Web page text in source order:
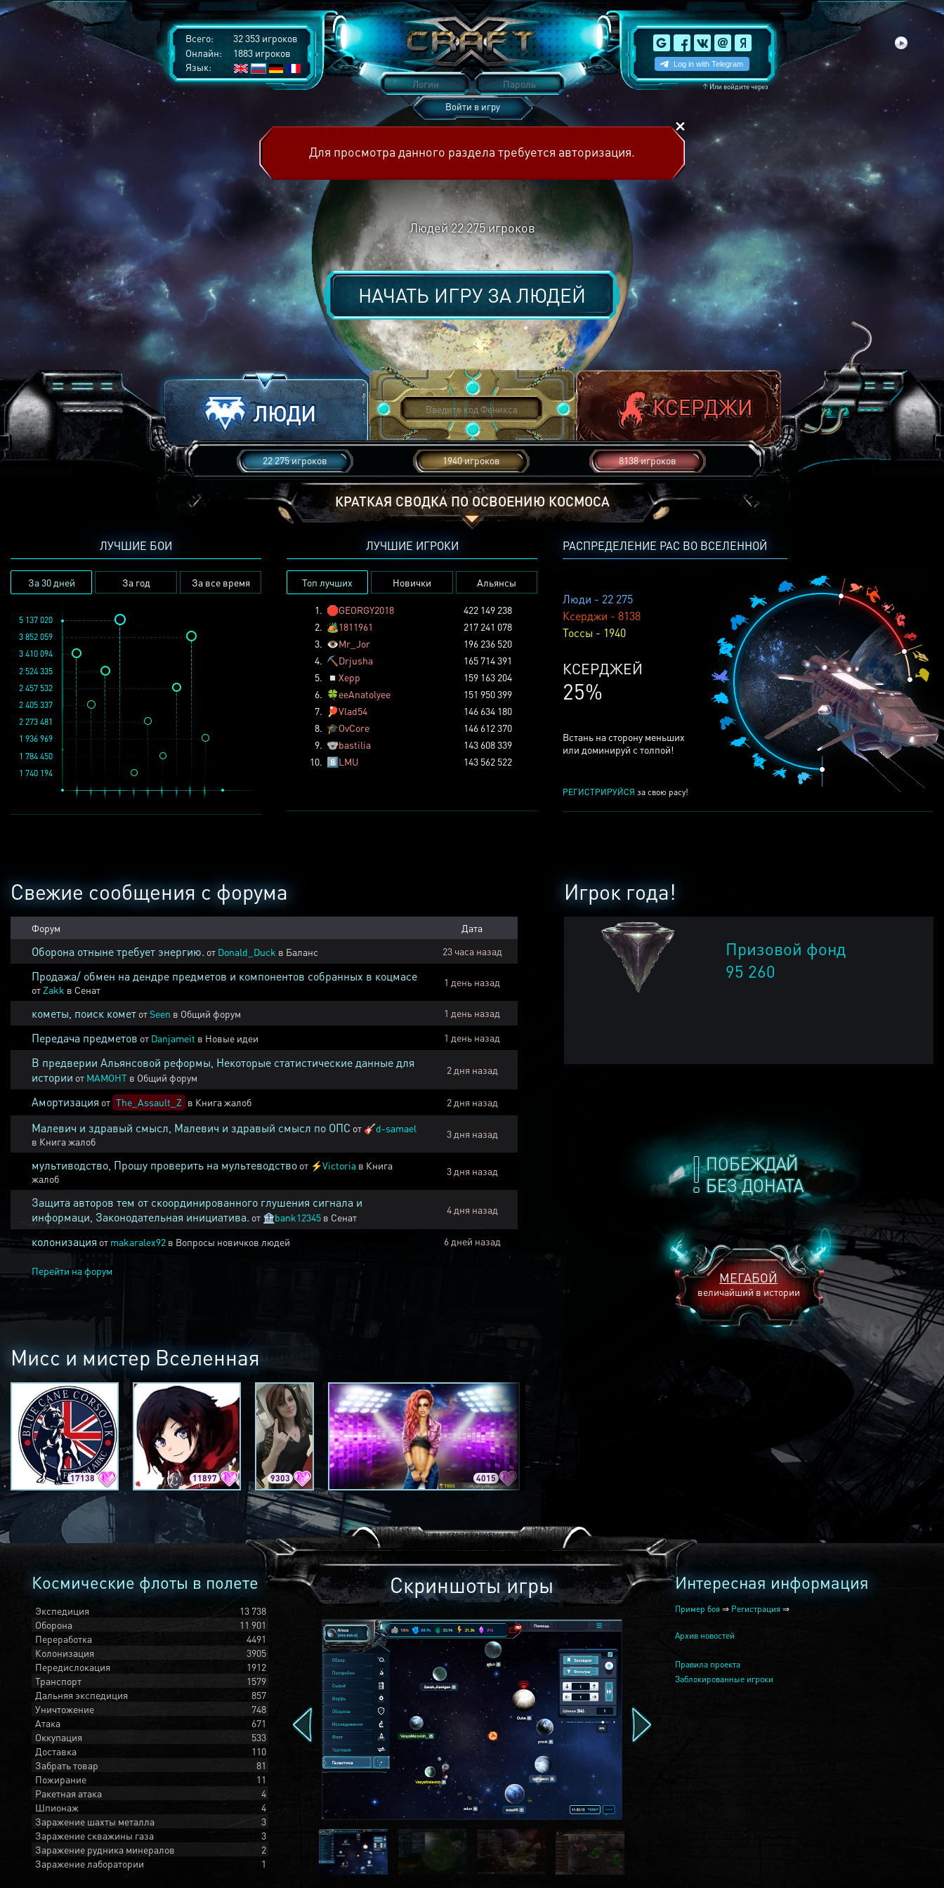
Всего:
32 353 игроков
Онлайн:
1883 игроков
Язык:
↑Или войдите через
Войти в игру
Для просмотра данного раздела требуется авторизация.
Людей 22 275игроков
НАЧАТЬ ИГРУ ЗАЛЮДЕЙ
22 275 игроков 1940 игроков 8138 игроков
КРАТКАЯ СВОДКА ПО ОСВОЕНИЮ КОСМОСА
РАСПРЕДЕЛЕНИЕ РАС ВО ВСЕЛЕННОЙ
Люди - 22 275
Ксерджи - 8138
Тоссы - 1940
КСЕРДЖЕЙ
25%
Встань на сторону меньших
или доминируй с толпой!
РЕГИСТРИРУЙСЯ за свою расу!
ЛУЧШИЕ БОИ
За 30 дней За год За все время
1 936 969
3 852 059
2 457 532
1 784 450
2 273 481
1 740 194
5 137 020
2 524 335
2 405 337
3 410 094
ЛУЧШИЕ ИГРОКИ
Топ лучших Новички Альянсы
1. 🛑GEORGY2018
422 149 238
2. 🏕️1811961
217 241 078
3. 👁️Mr_Jor
196 236 520
4. ⛏️ Drjusha
165 714 391
5.
◽ Xepp
159 163 204
6. 🍀eeAnatolyee
151 950 399
7.
🏓Vlad54
146 634 180
8. 🎓OvCore
146 612 370
9. 🐨bastilia
143 608 339
10. 8️⃣LMU 143 562 522
ПОБЕЖДАЙ
БЕЗ ДОНАТА
МЕГАБОЙ
величайший в истории
Игрок года!
Призовой фонд
95 260
Свежие сообщения с форума
Форум Дата
Оборона отныне требует энергию. от Donald_Duck в Баланс 23 часа назад
Продажа/ обмен на дендре предметов и компонентов собранных в коцмасе
от Zakk в Сенат
1 день назад
кометы, поиск комет отSeen в Общий форум 1 день назад
Передача предметов от Danjameit в Новые идеи 1 день назад
В предверии Альянсовой реформы, Некоторые статистические данные для
истории от MAMOHT в Общий форум
2 дня назад
Амортизация от The_Assault_Z в Книга жалоб 2 дня назад
Малевич и здравый смысл, Малевич и здравый смысл по ОПС от 🎸d-samael
в Книга жалоб
3 дня назад
мультиводство, Прошу проверить на мультеводство от ⚡Victoria в Книга
жалоб
3 дня назад
Защита авторов тем от скоординированного глушения сигнала и
информаци, Законодательная инициатива. от 🏦bank12345 в Сенат
4 дня назад
колонизация от makaralex92 в Вопросы новичков людей 6 дней назад
Перейти на форум
Мисс и мистер Вселенная
17138 11897 9303 4015 2240
Космические флоты в полете
Экспедиция
13 738
Оборона
11 901
Переработка
4491
Колонизация
3905
Передислокация
1912
Транспорт
1579
Дальняя экспедиция
857
Уничтожение
748
Атака
671
Оккупация
533
Доставка
110
Забрать товар
81
Пожирание
11
Ракетная атака
4
Шпионаж
4
Заражение шахты металла
3
Заражение скважины газа
3
Заражение рудника минералов
2
Заражение лаборатории
1
Скриншоты игры Интересная информация
Пример боя ⇒ Регистрация ⇒
Архив новостей
Правила проекта
Заблокированные игроки